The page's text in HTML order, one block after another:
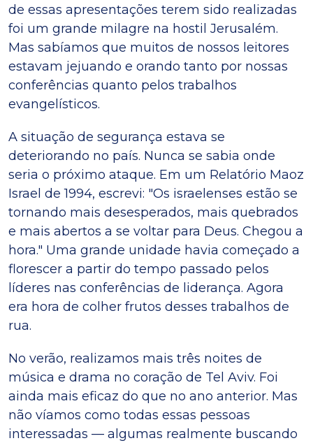
de essas apresentações terem sido realizadas
foi um grande milagre na hostil Jerusalém.
Mas sabíamos que muitos de nossos leitores
estavam jejuando e orando tanto por nossas
conferências quanto pelos trabalhos
evangelísticos.
A situação de segurança estava se
deteriorando no país. Nunca se sabia onde
seria o próximo ataque. Em um Relatório Maoz
Israel de 1994, escrevi: "Os israelenses estão se
tornando mais desesperados, mais quebrados
e mais abertos a se voltar para Deus. Chegou a
hora." Uma grande unidade havia começado a
florescer a partir do tempo passado pelos
líderes nas conferências de liderança. Agora
era hora de colher frutos desses trabalhos de
rua.
No verão, realizamos mais três noites de
música e drama no coração de Tel Aviv. Foi
ainda mais eficaz do que no ano anterior. Mas
não víamos como todas essas pessoas
interessadas — algumas realmente buscando